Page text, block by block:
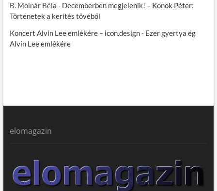
B. Molnár Béla - Decemberben megjelenik! – Konok Péter:
Történetek a kerítés tövéből
Koncert Alvin Lee emlékére – icon.design- Ezer gyertya ég
Alvin Lee emlékére
elomagazin